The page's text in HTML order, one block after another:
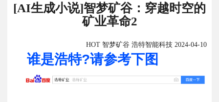
[AI生成小说]智梦矿谷：穿越时空的
矿业革命2
HOT 智梦矿谷 浩特智能科技 2024-04-10
谁是浩特?请参考下图